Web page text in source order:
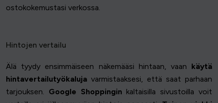
ostokokemustasi verkossa.
Hintojen vertailu
Älä tyydy ensimmäiseen näkemääsi hintaan, vaan käytä
hintavertailutyökaluja varmistaaksesi, että saat parhaan
tarjouksen. Google Shoppingin kaltaisilla sivustoilla voit